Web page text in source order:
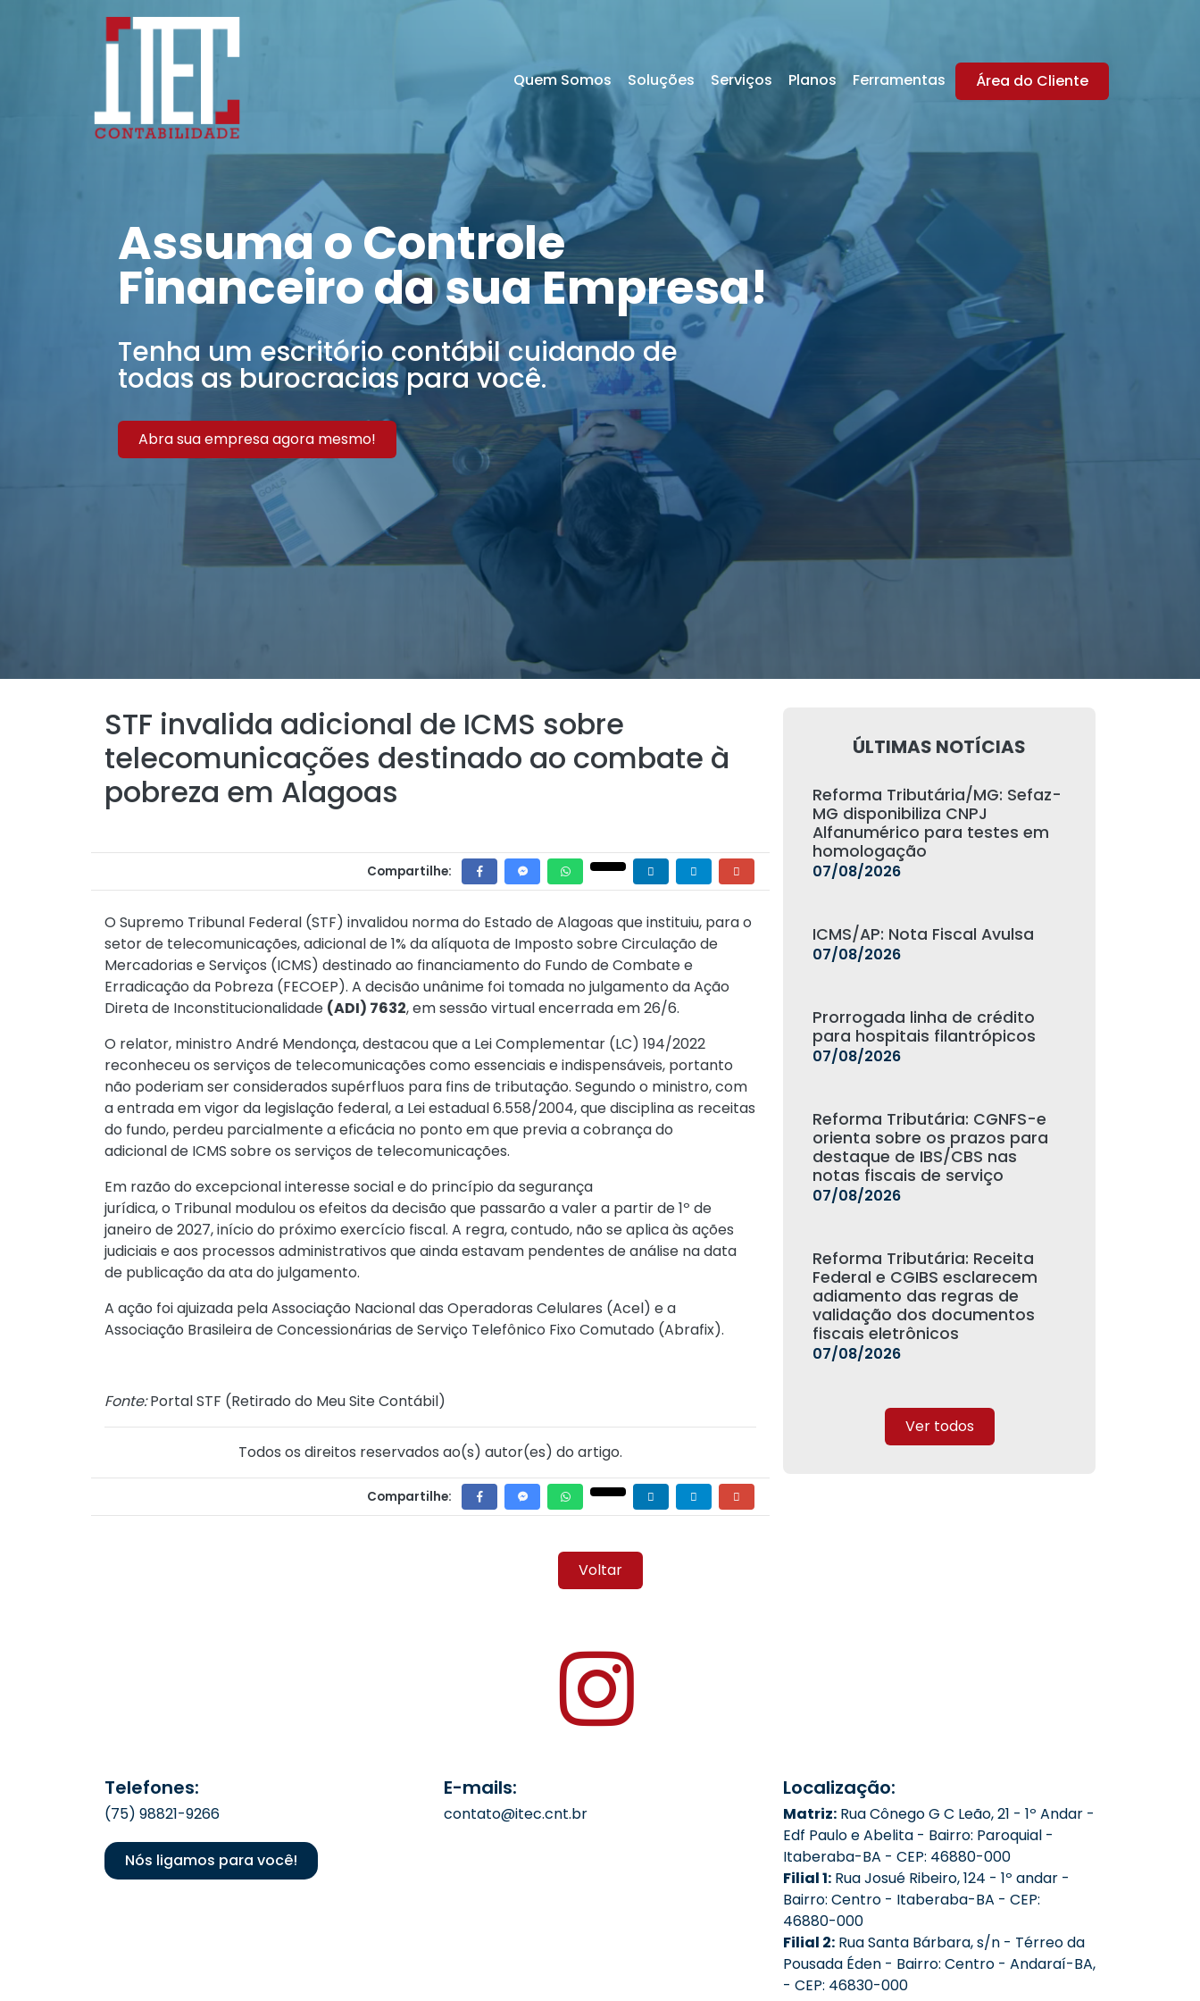
Quem Somos Soluções Serviços Planos Ferramentas Área do Cliente
Assuma o Controle
Financeiro da sua Empresa!
Tenha um escritório contábil cuidando de
todas as burocracias para você.
Abra sua empresa agora mesmo!
STF invalida adicional de ICMS sobre
telecomunicações destinado ao combate à
pobreza em Alagoas
Compartilhe:
O Supremo Tribunal Federal (STF) invalidou norma do Estado de Alagoas que instituiu, para o
setor de telecomunicações, adicional de 1% da alíquota de Imposto sobre Circulação de
Mercadorias e Serviços (ICMS) destinado ao financiamento do Fundo de Combate e
Erradicação da Pobreza (FECOEP). A decisão unânime foi tomada no julgamento da Ação
Direta de Inconstitucionalidade (ADI) 7632, em sessão virtual encerrada em 26/6.
O relator, ministro André Mendonça, destacou que a Lei Complementar (LC) 194/2022
reconheceu os serviços de telecomunicações como essenciais e indispensáveis, portanto
não poderiam ser considerados supérfluos para fins de tributação. Segundo o ministro, com
a entrada em vigor da legislação federal, a Lei estadual 6.558/2004, que disciplina as receitas
do fundo, perdeu parcialmente a eficácia no ponto em que previa a cobrança do
adicional de ICMS sobre os serviços de telecomunicações.
Em razão do excepcional interesse social e do princípio da segurança
jurídica, o Tribunal modulou os efeitos da decisão que passarão a valer a partir de 1º de
janeiro de 2027, início do próximo exercício fiscal. A regra, contudo, não se aplica às ações
judiciais e aos processos administrativos que ainda estavam pendentes de análise na data
de publicação da ata do julgamento.
A ação foi ajuizada pela Associação Nacional das Operadoras Celulares (Acel) e a
Associação Brasileira de Concessionárias de Serviço Telefônico Fixo Comutado (Abrafix).
Fonte:Portal STF (Retirado do Meu Site Contábil)
Todos os direitos reservados ao(s) autor(es) do artigo.
Compartilhe:
ÚLTIMAS NOTÍCIAS
Reforma Tributária/MG: Sefaz-
MG disponibiliza CNPJ
Alfanumérico para testes em
homologação
07/08/2026
ICMS/AP: Nota Fiscal Avulsa
07/08/2026
Prorrogada linha de crédito
para hospitais filantrópicos
07/08/2026
Reforma Tributária: CGNFS-e
orienta sobre os prazos para
destaque de IBS/CBS nas
notas fiscais de serviço
07/08/2026
Reforma Tributária: Receita
Federal e CGIBS esclarecem
adiamento das regras de
validação dos documentos
fiscais eletrônicos
07/08/2026
Ver todos
Voltar
Telefones:
(75) 98821-9266
Nós ligamos para você!
E-mails:
contato@itec.cnt.br
Localização:
Matriz: Rua Cônego G C Leão, 21 - 1º Andar -
Edf Paulo e Abelita - Bairro: Paroquial -
Itaberaba-BA - CEP: 46880-000
Filial 1: Rua Josué Ribeiro, 124 - 1º andar -
Bairro: Centro - Itaberaba-BA - CEP:
46880-000
Filial 2: Rua Santa Bárbara, s/n - Térreo da
Pousada Éden - Bairro: Centro - Andaraí-BA,
- CEP: 46830-000